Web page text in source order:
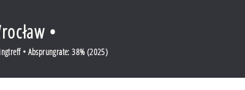
•
• Absprungrate: 38% (2025)